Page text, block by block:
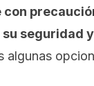
seguridad
algunas